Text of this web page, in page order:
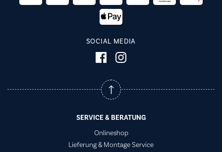
SOCIAL MEDIA
SERVICE & BERATUNG
Onlineshop
Lieferung & Montage Service